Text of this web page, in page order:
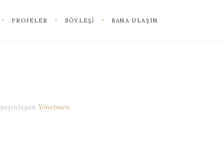
PROJELER SÖYLEŞI BANA ULAŞIN
yayınlayanYönetmen